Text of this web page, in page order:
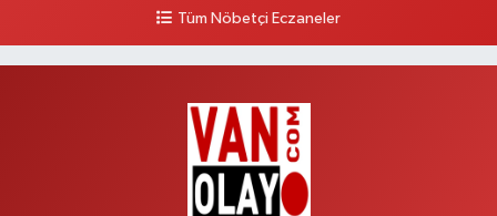
VANYOLU MAH.KARAYUSUF BEY BULVARI NO:99-B DİŞ HASTANESİ
Yol Tarifi Al
Tüm Nöbetçi Eczaneler